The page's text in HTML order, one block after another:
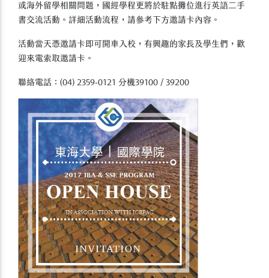
或海外留學相關問題，國經學程更將於駐點攤位進行英語二手
書交流活動。詳細活動流程，請參考下方邀請卡內容。
活動當天憑邀請卡即可開車入校，有興趣的家長及學生們，歡
迎來電索取邀請卡。
聯絡電話：(04) 2359-0121 分機39100 / 39200